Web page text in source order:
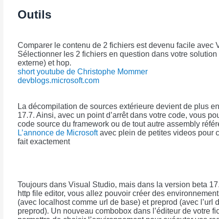
Outils
Comparer le contenu de 2 fichiers est devenu facile avec
Sélectionner les 2 fichiers en question dans votre
externe) et hop.
short youtube de Christophe Mommer
devblogs.microsoft.com
La décompilation de sources extérieure devient de plus
17.7. Ainsi, avec un point d’arrêt dans votre code, vous
code source du framework ou de tout autre assembly
L’annonce de Microsoftavec plein de petites videos pour
fait exactement
Toujours dans Visual Studio, mais dans la version beta
http file editor, vous allez pouvoir créer des
(avec localhost comme url de base) et preprod (avec l’url
preprod). Un nouveau combobox dans l’éditeur de votre